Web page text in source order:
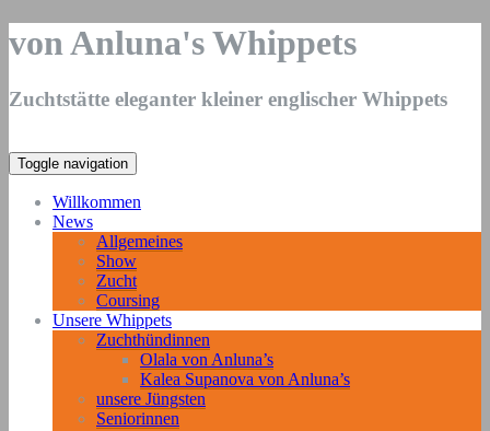
von Anluna's Whippets
Zuchtstätte eleganter kleiner englischer Whippets
Toggle navigation
Willkommen
News
Allgemeines
Show
Zucht
Coursing
Unsere Whippets
Zuchthündinnen
Olala von Anluna’s
Kalea Supanova von Anluna’s
unsere Jüngsten
Seniorinnen